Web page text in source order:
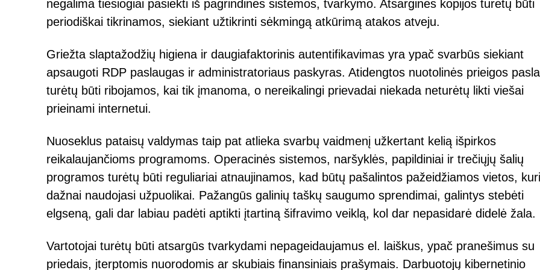
negalima tiesiogiai pasiekti iš pagrindinės sistemos, tvarkymo. Atsarginės kopijos turėtų būti
periodiškai tikrinamos, siekiant užtikrinti sėkmingą atkūrimą atakos atveju.
Griežta slaptažodžių higiena ir daugiafaktorinis autentifikavimas yra ypač svarbūs siekiant
apsaugoti RDP paslaugas ir administratoriaus paskyras. Atidengtos nuotolinės prieigos
turėtų būti ribojamos, kai tik įmanoma, o nereikalingi prievadai niekada neturėtų likti viešai
prieinami internetui.
Nuoseklus pataisų valdymas taip pat atlieka svarbų vaidmenį užkertant kelią išpirkos
reikalaujančioms programoms. Operacinės sistemos, naršyklės, papildiniai ir trečiųjų šalių
programos turėtų būti reguliariai atnaujinamos, kad būtų pašalintos pažeidžiamos vietos,
dažnai naudojasi užpuolikai. Pažangūs galinių taškų saugumo sprendimai, galintys stebėti
elgseną, gali dar labiau padėti aptikti įtartiną šifravimo veiklą, kol dar nepasidarė didelė žala.
Vartotojai turėtų būti atsargūs tvarkydami nepageidaujamus el. laiškus, ypač pranešimus su
priedais, įterptomis nuorodomis ar skubiais finansiniais prašymais. Darbuotojų kibernetinio